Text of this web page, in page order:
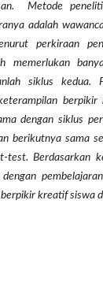
Metode
adalah
perkiraan
memerlukan
siklus kedua.
dengan siklus
berikutnya sama
test. Berdasarkan
dengan
kreatif siswa